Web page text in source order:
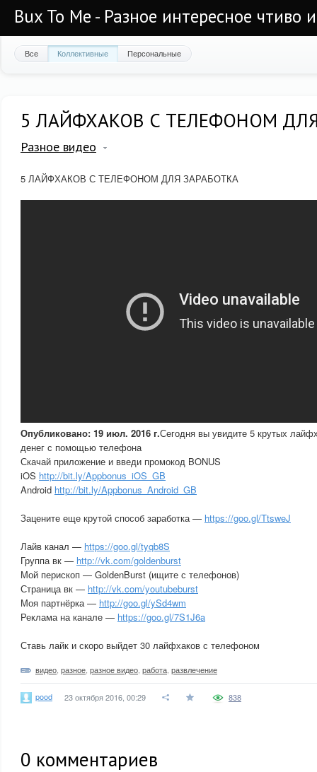
Bux To Me - Разное интересное чтиво
Все Коллективные Персональные
5 ЛАЙФХАКОВ С ТЕЛЕФОНОМ
Разное видео
5 ЛАЙФХАКОВ С ТЕЛЕФОНОМ ДЛЯ ЗАРАБОТКА
Опубликовано: 19 июл. 2016 г.Сегодня вы увидите 5 крутых
денег с помощью телефона
Скачай приложение и введи промокод BONUS
iOS http://bit.ly/Appbonus_iOS_GB
Android http://bit.ly/Appbonus_Android_GB
Зацените еще крутой способ заработка — https://goo.gl/TtsweJ
Лайв канал — https://goo.gl/tyqb8S
Группа вк — http://vk.com/goldenburst
Мой перископ — GoldenBurst (ищите с телефонов)
Страница вк — http://vk.com/youtubeburst
Моя партнёрка — http://goo.gl/ySd4wm
Реклама на канале — https://goo.gl/7S1J6a
Ставь лайк и скоро выйдет 30 лайфхаков с телефоном
видео разное разное видео работа развлечение
pood 23 октября 2016, 00:29 838
0 комментариев